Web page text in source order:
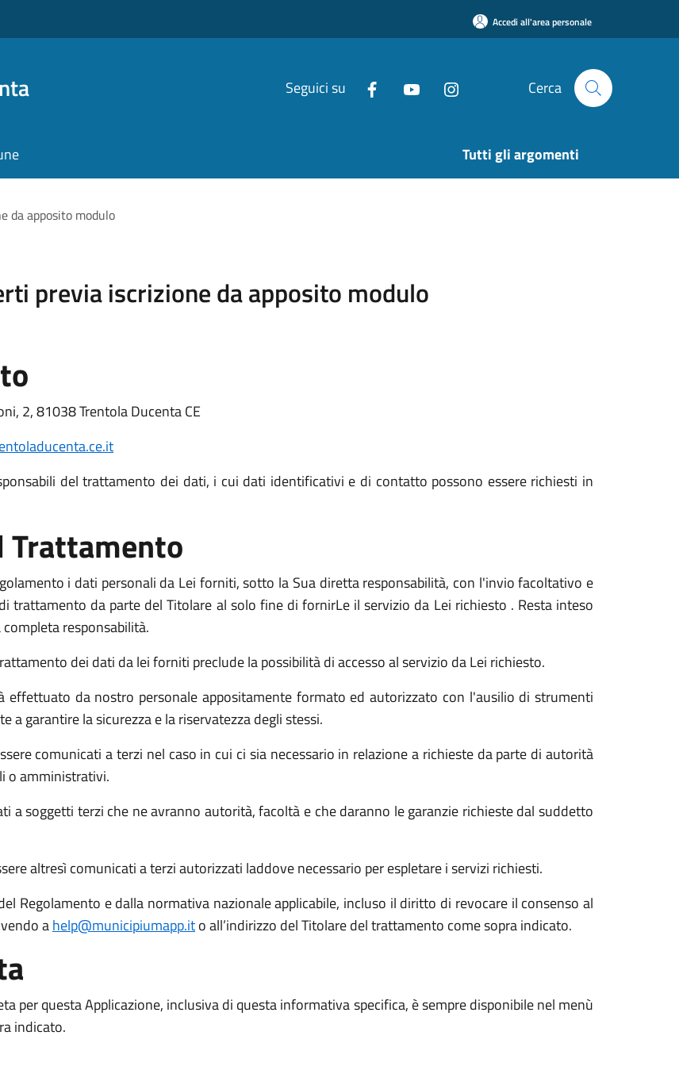
Accedi all'area personale
Seguici su Cerca
Tutti gli argomenti
da apposito modulo
previa iscrizione da apposito modulo
2, 81038 Trentola Ducenta CE
del trattamento dei dati, i cui dati identificativi e di contatto possono essere richiesti in
Trattamento
i dati personali da Lei forniti, sotto la Sua diretta responsabilità, con l'invio facoltativo e
trattamento da parte del Titolare al solo fine di fornirLe il servizio da Lei richiesto . Resta inteso
responsabilità.
dei dati da lei forniti preclude la possibilità di accesso al servizio da Lei richiesto.
da nostro personale appositamente formato ed autorizzato con l'ausilio di strumenti
garantire la sicurezza e la riservatezza degli stessi.
comunicati a terzi nel caso in cui ci sia necessario in relazione a richieste da parte di autorità
o amministrativi.
a soggetti terzi che ne avranno autorità, facoltà e che daranno le garanzie richieste dal suddetto
altresì comunicati a terzi autorizzati laddove necessario per espletare i servizi richiesti.
Regolamento e dalla normativa nazionale applicabile, incluso il diritto di revocare il consenso al
ahelp@municipiumapp.ito all’indirizzo del Titolare del trattamento come sopra indicato.
per questa Applicazione, inclusiva di questa informativa specifica, è sempre disponibile nel menù
indicato.